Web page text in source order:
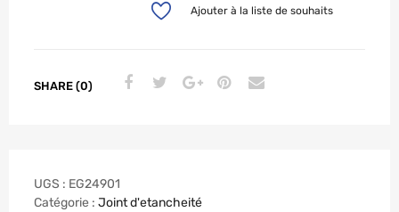
Ajouter à la liste de souhaits
SHARE (0)
UGS : EG24901
Catégorie : Joint d'etancheité